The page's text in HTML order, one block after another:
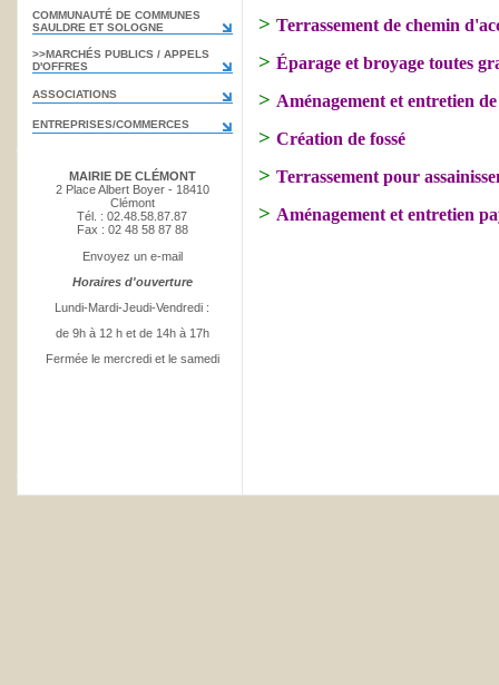
COMMUNAUTÉ DE COMMUNES
SAULDRE ET SOLOGNE
>>MARCHÉS PUBLICS / APPELS
D'OFFRES
ASSOCIATIONS
ENTREPRISES/COMMERCES
MAIRIE DE CLÉMONT
2 Place Albert Boyer - 18410
Clémont
Tél. : 02.48.58.87.87
Fax : 02 48 58 87 88
Envoyez un e-mail
Horaires d'ouverture
Lundi-Mardi-Jeudi-Vendredi :
de 9h à 12 h et de 14h à 17h
Fermée le mercredi et le samedi
> Terrassement de chemin
> Éparage et broyage toutes
> Aménagement et entretien
> Création de fossé
> Terrassement pour
> Aménagement et entretien